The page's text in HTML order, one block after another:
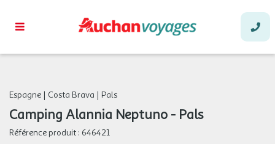
Espagne | Costa Brava | Pals
Camping Alannia Neptuno - Pals
Référence produit : 646421